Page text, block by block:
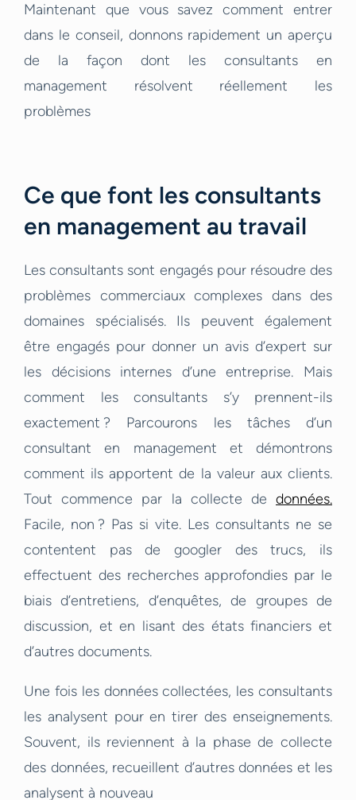
Maintenant que vous savez comment entrer
dans le conseil, donnons rapidement un aperçu
de la façon dont les consultants en
management résolvent réellement les
problèmes
Ce que font les consultants
en management au travail
Les consultants sont engagés pour résoudre des
problèmes commerciaux complexes dans des
domaines spécialisés. Ils peuvent également
être engagés pour donner un avis d’expert sur
les décisions internes d’une entreprise. Mais
comment les consultants s’y prennent-ils
exactement ? Parcourons les tâches d’un
consultant en management et démontrons
comment ils apportent de la valeur aux clients.
Tout commence par la collecte de données.
Facile, non ? Pas si vite. Les consultants ne se
contentent pas de googler des trucs, ils
effectuent des recherches approfondies par le
biais d’entretiens, d’enquêtes, de groupes de
discussion, et en lisant des états financiers et
d’autres documents.
Une fois les données collectées, les consultants
les analysent pour en tirer des enseignements.
Souvent, ils reviennent à la phase de collecte
des données, recueillent d’autres données et les
analysent à nouveau